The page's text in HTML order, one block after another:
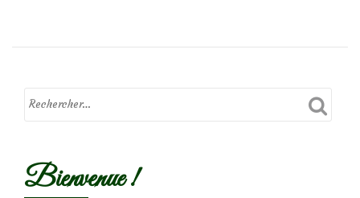
coccinelle
22
Bienvenue !